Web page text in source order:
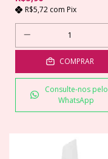
R$5,72 com Pix
COMPRAR
Consulte-nos pelo
WhatsApp